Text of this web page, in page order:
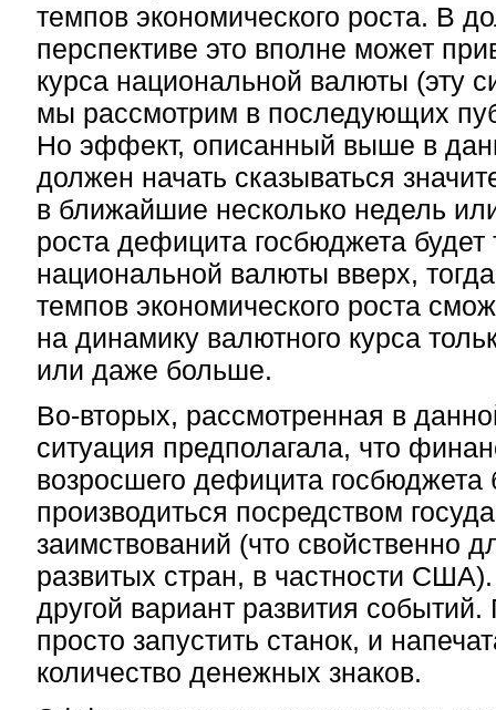
темпов экономического роста. В
перспективе это вполне может
курса национальной валюты (эту
мы рассмотрим в последующих
Но эффект, описанный выше в
должен начать сказываться
в ближайшие несколько недель
роста дефицита госбюджета будет
национальной валюты вверх,
темпов экономического роста
на динамику валютного курса
или даже больше.
Во-вторых, рассмотренная в
ситуация предполагала, что
возросшего дефицита госбюджета
производиться посредством
заимствований (что свойственно
развитых стран, в частности
другой вариант развития
просто запустить станок, и
количество денежных знаков.